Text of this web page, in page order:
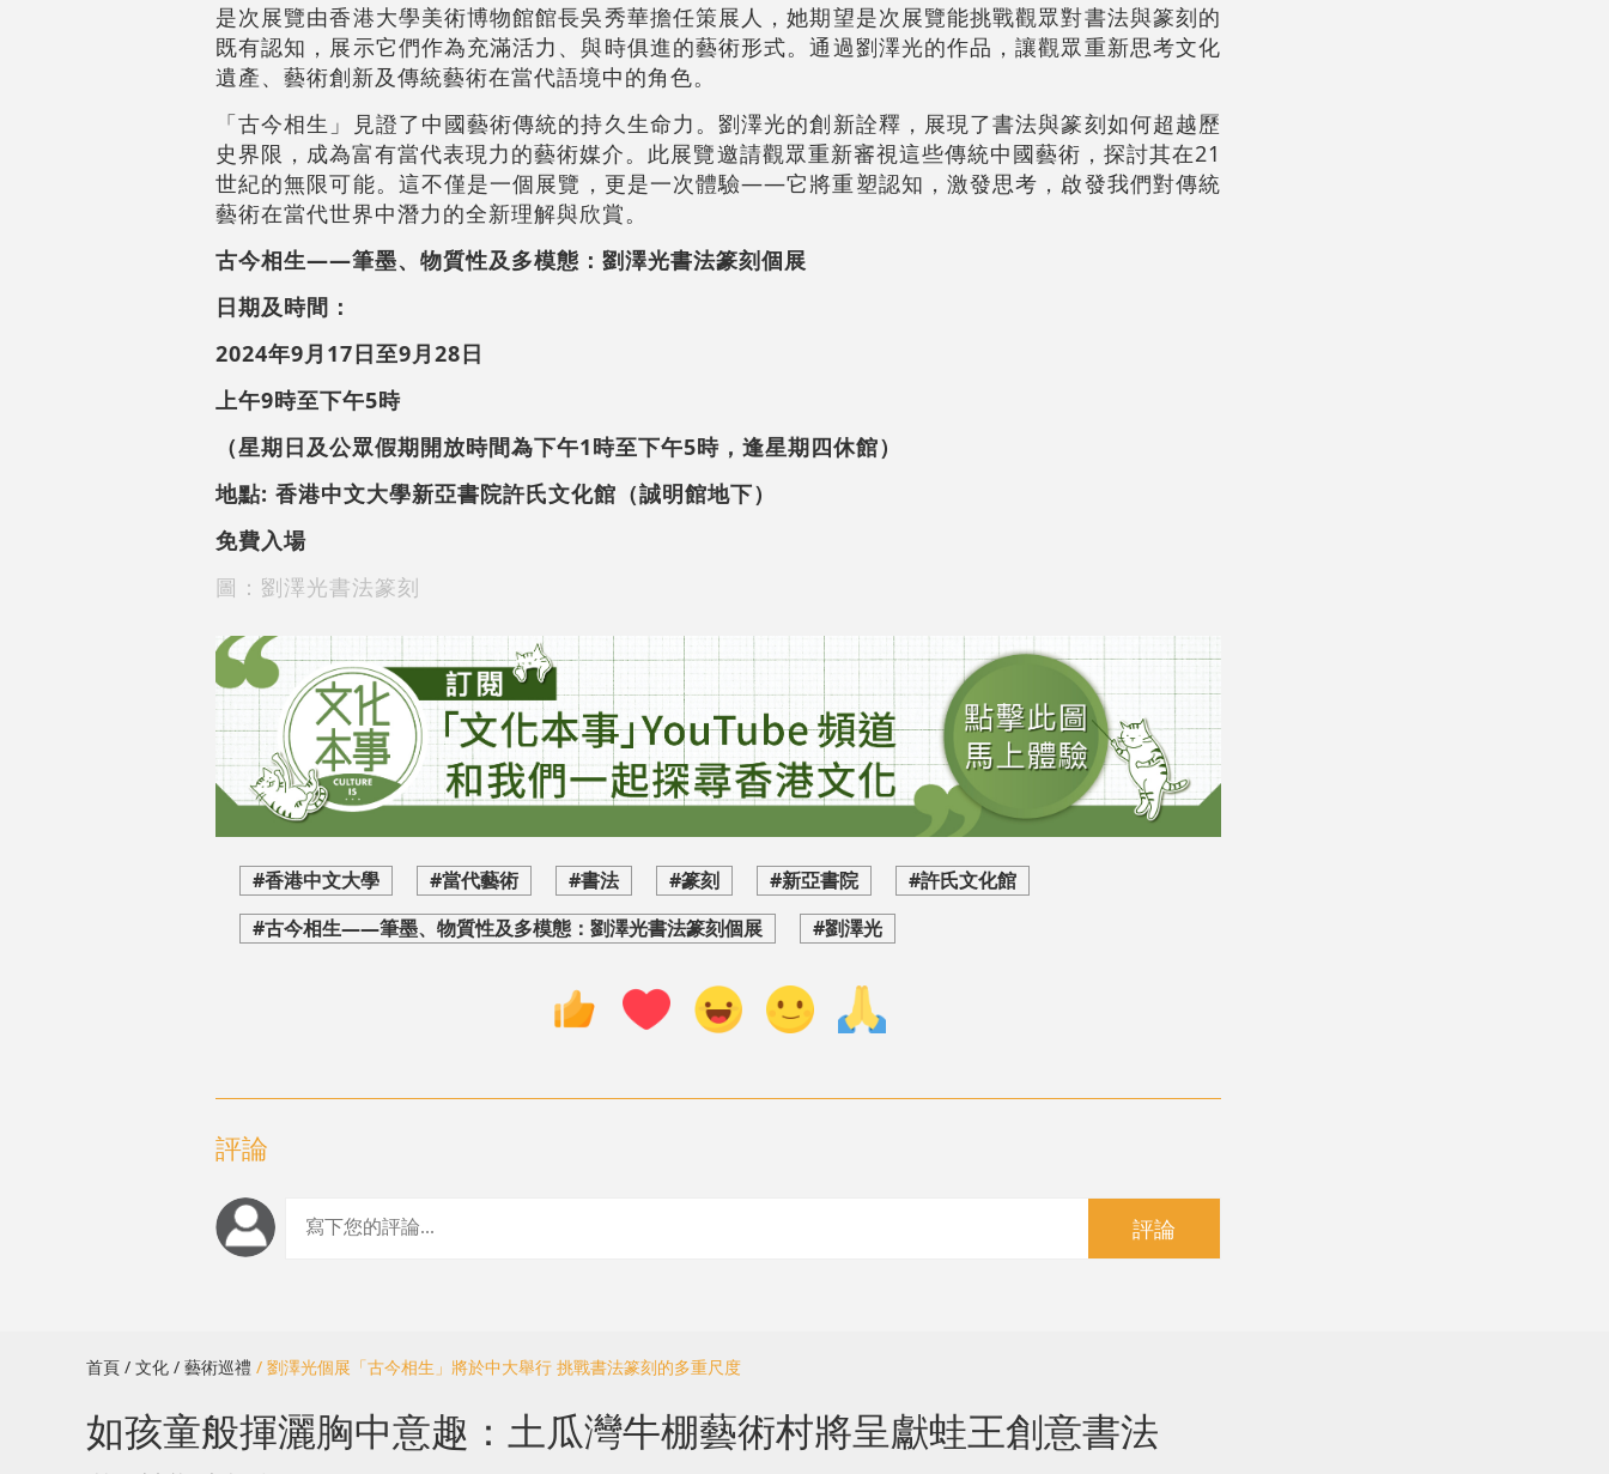
是次展覽由香港大學美術博物館館長吳秀華擔任策展人，她期望是次展覽能挑戰觀眾對書法與篆刻的
既有認知，展示它們作為充滿活力、與時俱進的藝術形式。通過劉澤光的作品，讓觀眾重新思考文化
遺產、藝術創新及傳統藝術在當代語境中的角色。
「古今相生」見證了中國藝術傳統的持久生命力。劉澤光的創新詮釋，展現了書法與篆刻如何超越歷
史界限，成為富有當代表現力的藝術媒介。此展覽邀請觀眾重新審視這些傳統中國藝術，探討其在21
世紀的無限可能。這不僅是一個展覽，更是一次體驗——它將重塑認知，激發思考，啟發我們對傳統
藝術在當代世界中潛力的全新理解與欣賞。
古今相生——筆墨、物質性及多模態：劉澤光書法篆刻個展
日期及時間：
2024年9月17日至9月28日
上午9時至下午5時
（星期日及公眾假期開放時間為下午1時至下午5時，逢星期四休館）
地點: 香港中文大學新亞書院許氏文化館（誠明館地下）
免費入場
圖：劉澤光書法篆刻
#香港中文大學 #當代藝術 #書法 #篆刻 #新亞書院
#許氏文化館
#古今相生——筆墨、物質性及多模態：劉澤光書法篆刻個展
#劉澤光
評論
評論
首頁 / 文化 / 藝術巡禮 / 劉澤光個展「古今相生」將於中大舉行 挑戰書法篆刻的多重尺度
如孩童般揮灑胸中意趣：土瓜灣牛棚藝術村將呈獻蛙王創意書法